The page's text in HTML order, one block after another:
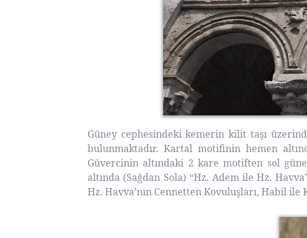
Güney cephesindeki kemerin kilit taşı
bulunmaktadır. Kartal motifinin hemen
Güvercinin altındaki 2 kare motiften sol
altında (Sağdan Sola) “Hz. Adem ile Hz.
Hz. Havva’nın Cennetten Kovuluşları, Habil